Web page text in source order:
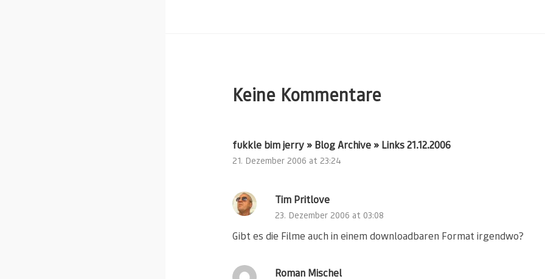
Keine Kommentare
fukkle bim jerry » Blog Archive » Links 21.12.2006
21. Dezember 2006 at 23:24
Tim Pritlove
23. Dezember 2006 at 03:08
Gibt es die Filme auch in einem downloadbaren Format irgendwo?
Roman Mischel